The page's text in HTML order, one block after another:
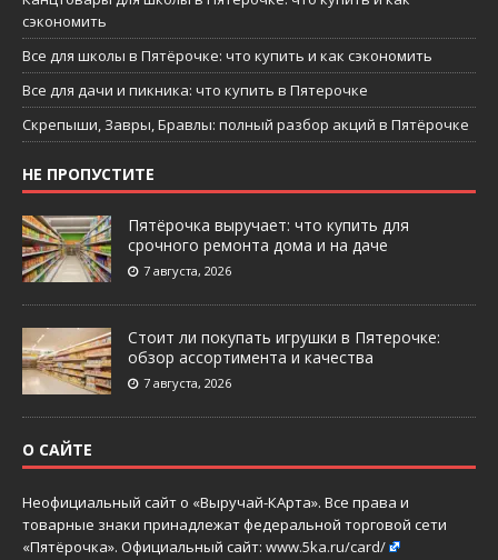
сэкономить
Все для школы в Пятёрочке: что купить и как сэкономить
Все для дачи и пикника: что купить в Пятерочке
Скрепыши, Завры, Бравлы: полный разбор акций в Пятёрочке
НЕ ПРОПУСТИТЕ
Пятёрочка выручает: что купить для
срочного ремонта дома и на даче
7 августа, 2026
Стоит ли покупать игрушки в Пятерочке:
обзор ассортимента и качества
7 августа, 2026
О САЙТЕ
Неофициальный сайт о «Выручай-КАрта». Все права и
товарные знаки принадлежат федеральной торговой сети
«Пятёрочка». Официальный сайт: www.5ka.ru/card/